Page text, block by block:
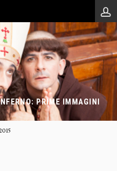
PRIME IMMAGINI